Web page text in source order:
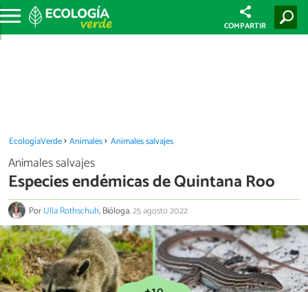
COMPARTIR
EcologíaVerde Animales Animales salvajes
Animales salvajes
Especies endémicas de Quintana Roo
PorUlla Rothschuh, Bióloga.25 agosto 2022